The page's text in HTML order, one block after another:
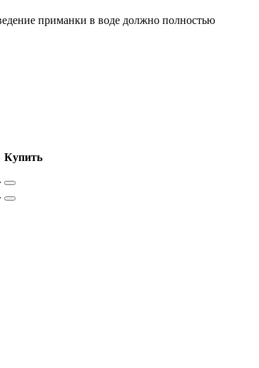
приманки в воде должно полностью
Купить